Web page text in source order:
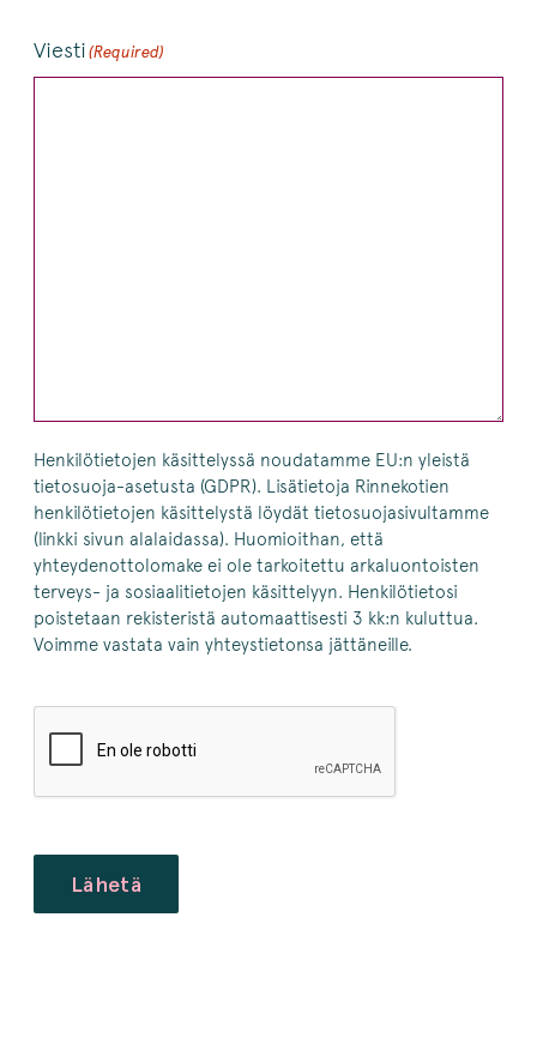
Viesti (Required)
Henkilötietojen käsittelyssä noudatamme EU:n yleistä
tietosuoja-asetusta (GDPR). Lisätietoja Rinnekotien
henkilötietojen käsittelystä löydät tietosuojasivultamme
(linkki sivun alalaidassa). Huomioithan, että
yhteydenottolomake ei ole tarkoitettu arkaluontoisten
terveys- ja sosiaalitietojen käsittelyyn. Henkilötietosi
poistetaan rekisteristä automaattisesti 3 kk:n kuluttua.
Voimme vastata vain yhteystietonsa jättäneille.
Lähetä